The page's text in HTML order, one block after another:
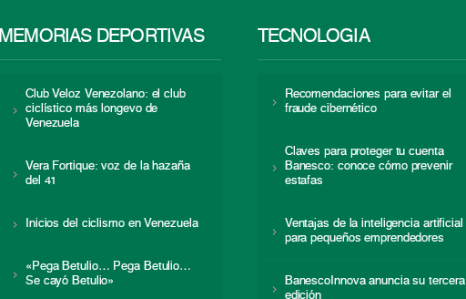
MEMORIAS DEPORTIVAS
Club Veloz Venezolano: el club
ciclístico más longevo de
Venezuela
Vera Fortique: voz de la hazaña
del 41
Inicios del ciclismo en Venezuela
«Pega Betulio… Pega Betulio…
Se cayó Betulio»
TECNOLOGÍA
Recomendaciones para evitar el
fraude cibernético
Claves para proteger tu cuenta
Banesco: conoce cómo prevenir
estafas
Ventajas de la inteligencia artificial
para pequeños emprendedores
BanescoInnova anuncia su tercera
edición